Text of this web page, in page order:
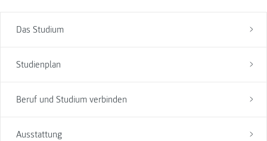
Das Studium
Studienplan
Beruf und Studium verbinden
Ausstattung